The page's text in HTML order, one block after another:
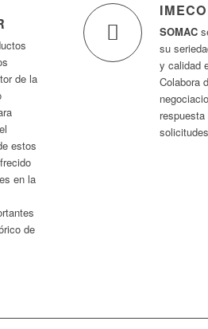
de la
estos
en la
de
IMECO
SOMAC
su
y calidad
Colabora